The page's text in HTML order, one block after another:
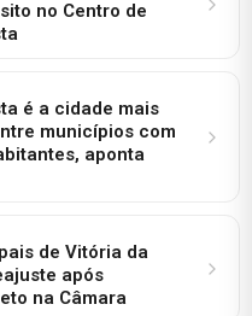
no Centro de
é a cidade mais
municípios com
aponta
de Vitória da
após
na Câmara